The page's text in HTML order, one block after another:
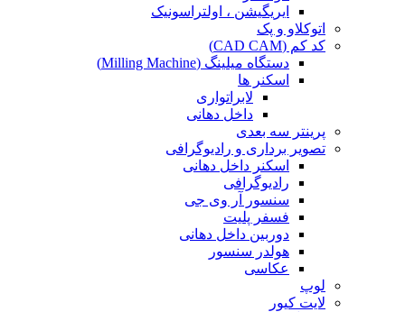
ایریگیشن ، اولتراسونیک
اتوکلاو و پک
کد کم (CAD CAM)
دستگاه میلینگ (Milling Machine)
اسکنر ها
لابراتواری
داخل دهانی
پرینتر سه بعدی
تصویر برداری و رادیوگرافی
اسکنر داخل دهانی
رادیوگرافی
سنسور آر وی جی
فسفر پلیت
دوربین داخل دهانی
هولدر سنسور
عکاسی
لوپ
لایت کیور